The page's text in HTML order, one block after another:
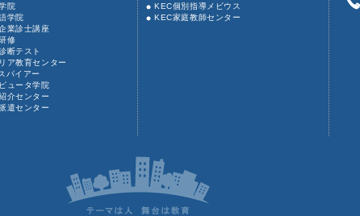
院
学院
業診士講座
修
断テスト
ア教育センター
パイアー
ュータ学院
介センター
遣センター
KEC個別指導メビウス
KEC家庭教師センター